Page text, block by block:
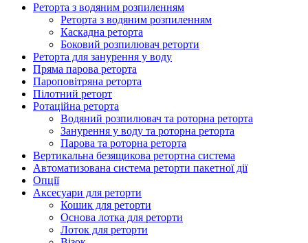
Реторта з водяним розпиленням
Реторта з водяним розпиленням
Каскадна реторта
Боковий розпилювач реторти
Реторта для занурення у воду
Пряма парова реторта
Пароповітряна реторта
Пілотний реторт
Ротаційна реторта
Водяний розпилювач та роторна реторта
Занурення у воду та роторна реторта
Парова та роторна реторта
Вертикальна безящикова ретортна система
Автоматизована система реторти пакетної дії
Опції
Аксесуари для реторти
Кошик для реторти
Основа лотка для реторти
Лоток для реторти